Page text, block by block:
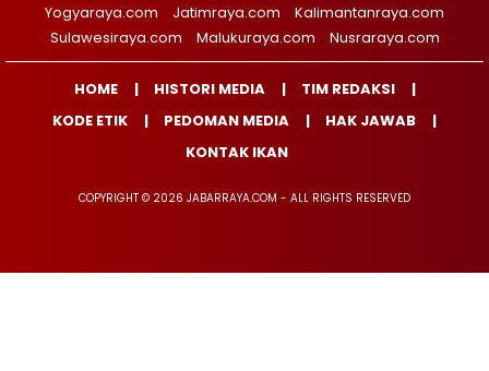
Yogyaraya.com
Jatimraya.com
Kalimantanraya.com
Sulawesiraya.com
Malukuraya.com Nusraraya.com
HOME HISTORI MEDIA
TIM REDAKSI
KODE ETIK
PEDOMAN MEDIA
HAK JAWAB
KONTAK IKAN
COPYRIGHT © 2026 JABARRAYA.COM - ALL RIGHTS RESERVED